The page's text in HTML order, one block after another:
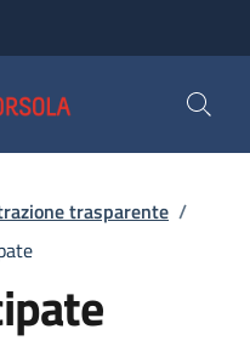
trasparente /